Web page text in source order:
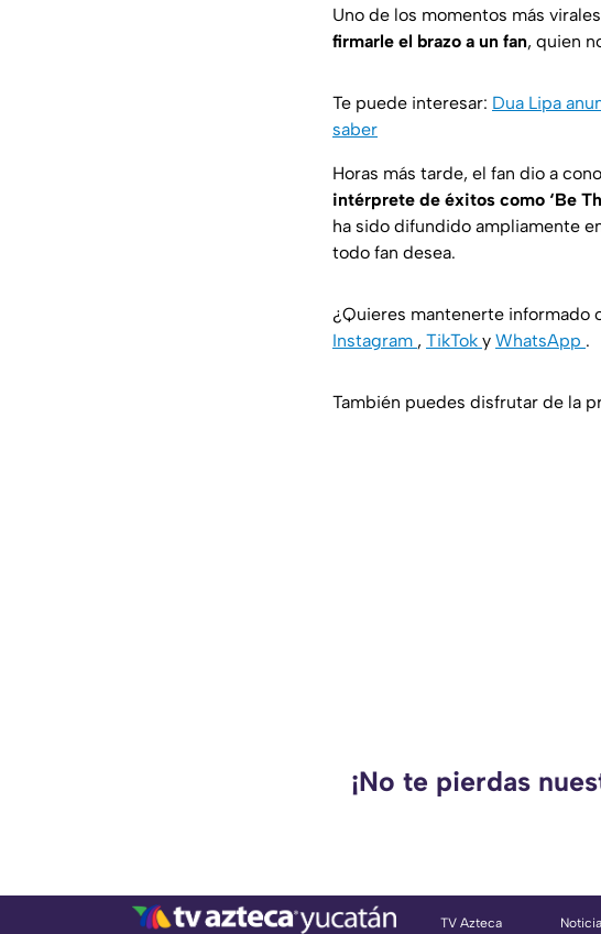
Uno de los momentos más
firmarle el brazo a un fan, quien
Te puede interesar: Dua Lipa
saber
Horas más tarde, el fan dio a
intérprete de éxitos como ‘Be
ha sido difundido ampliamente
todo fan desea.
¿Quieres mantenerte informado
Instagram , TikTok y WhatsApp .
También puedes disfrutar de la
¡No te pierdas
TV Azteca